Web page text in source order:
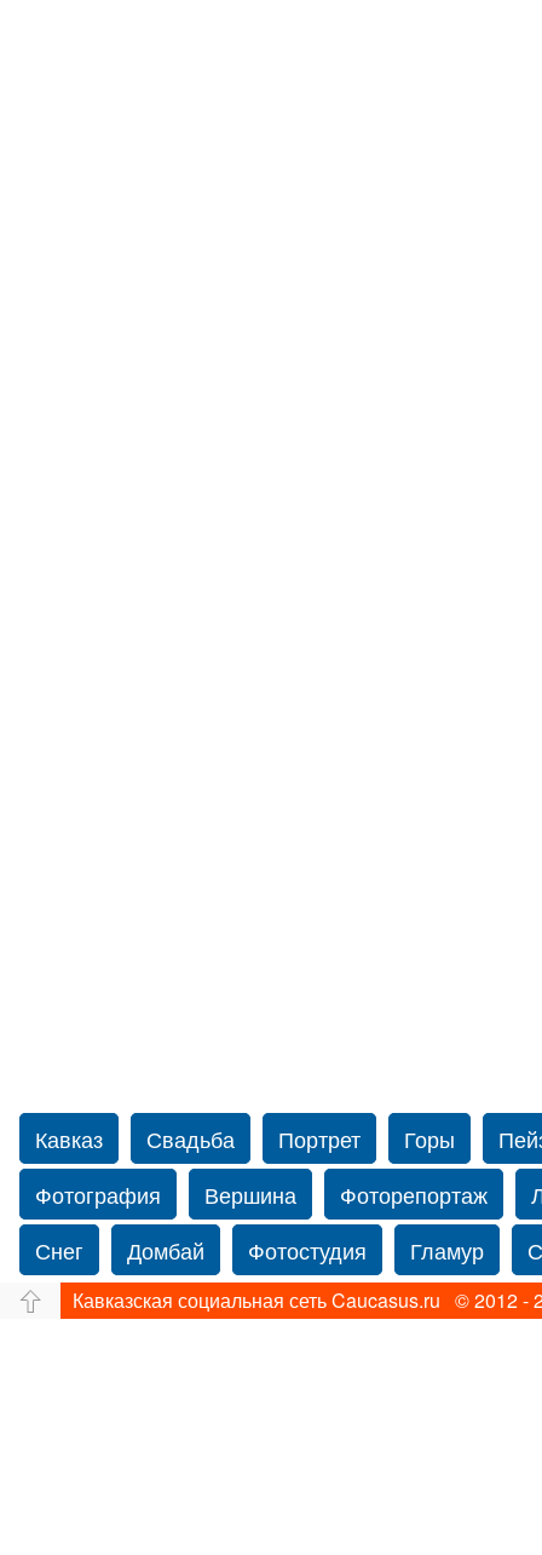
Кавказ Свадьба Портрет Горы
Фотография
Вершина Фоторепортаж
Снег
Домбай Фотостудия Гламур
Путешествие
Перевал Свадьба фото
Кавказская социальная сеть Caucasus.ru © 2012 -